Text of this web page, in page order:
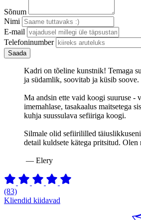
Sõnum
Nimi
E-mail
Telefoninumber
Kadri on tõeline kunstnik! Temaga
ja südamlik, soovitab ja küsib soove.
Ma andsin ette vaid koogi suuruse -
imemahlase, tasakaalus maitsetega
kuhja suussulava sefiiriga koogi.
Silmale olid sefiirililled
detail kuldsete kätega pritsitud.
— Elery
(83)
Kliendid kiidavad